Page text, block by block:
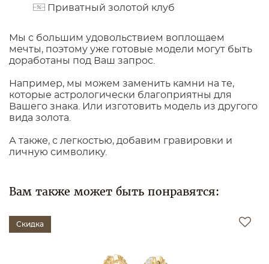
Приватный золотой клуб
Мы с большим удовольствием воплощаем
мечты, поэтому уже готовые модели могут быть
доработаны под Ваш запрос.
Например, мы можем заменить камни на те,
которые астрологически благоприятны для
Вашего знака. Или изготовить модель из другого
вида золота.
А также, с легкостью, добавим гравировки и
личную символику.
Вам также может быть понравятся:
Скидка